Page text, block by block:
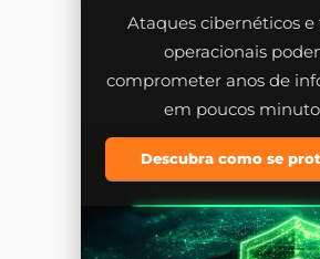
Ataques cibernéticos e
operacionais
comprometer anos de
em poucos
Descubra como se